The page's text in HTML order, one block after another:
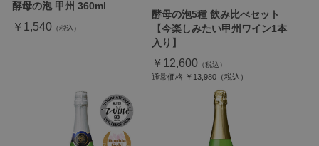
酵母の泡 甲州 360ml
￥1,540
酵母の泡5種 飲み比べセット
【今楽しみたい甲州ワイン1本
入り】
￥12,600
通常価格￥13,980